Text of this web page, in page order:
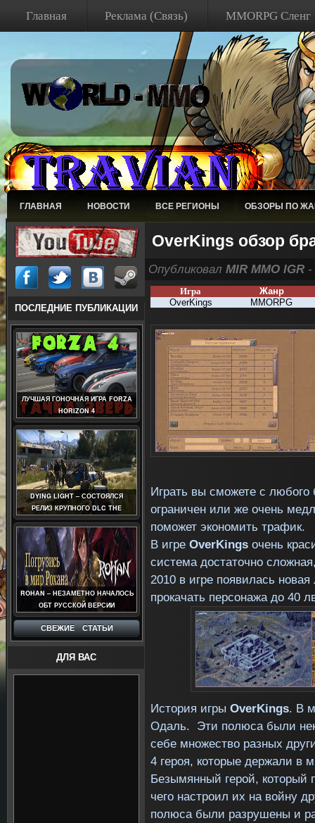
Главная Реклама (Связь) MMORPG Сленг
ГЛАВНАЯ НОВОСТИ ВСЕ РЕГИОНЫ ОБЗОРЫ ПО
ПОСЛЕДНИЕ ПУБЛИКАЦИИ
ЛУЧШАЯ ГОНОЧНАЯ ИГРА FORZA
HORIZON 4
DYING LIGHT – СОСТОЯЛСЯ
РЕЛИЗ КРУПНОГО DLC THE
FOLLOWING
ROHAN – НЕЗАМЕТНО НАЧАЛОСЬ
ОБТ РУССКОЙ ВЕРСИИ
СВЕЖИЕ СТАТЬИ
ДЛЯ ВАС
OverKings обзор
Опубликовал MIR MMO IGR -
Игра
Жанр
OverKings
MMORPG
Играть вы сможете с любого
ограничен или же очень
поможет экономить трафик.
В игре OverKings очень
система достаточно
2010 в игре появилась
прокачать персонажа до 40
История игры OverKings. В
Одаль. Эти полюса были
себе множество разных
4 героя, которые держали в
Безымянный герой, который
чего настроил их на войну
полюса были разрушены и